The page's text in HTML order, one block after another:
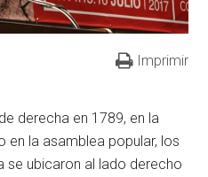
Imprimir
derecha en 1789, en la
en la asamblea popular, los
se ubicaron al lado derecho